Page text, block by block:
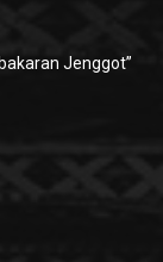
Jenggot”